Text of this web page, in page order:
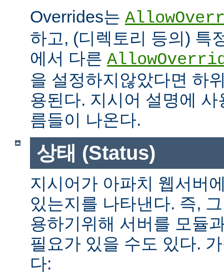
Overrides는
하고, (디렉토리 등의) 특
에서 다른
을 설정하지않았다면 하
용된다. 지시어 설명에
름들이 나온다.
상태 (Status)
지시어가 아파치 웹서버
있는지를 나타낸다. 즉,
용하기위해 서버를 모듈
필요가 있을 수도 있다.
다: